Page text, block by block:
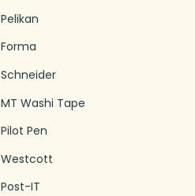
Pelikan
Forma
Schneider
MT Washi Tape
Pilot Pen
Westcott
Post-IT